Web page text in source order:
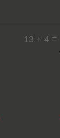
13 + 4 =